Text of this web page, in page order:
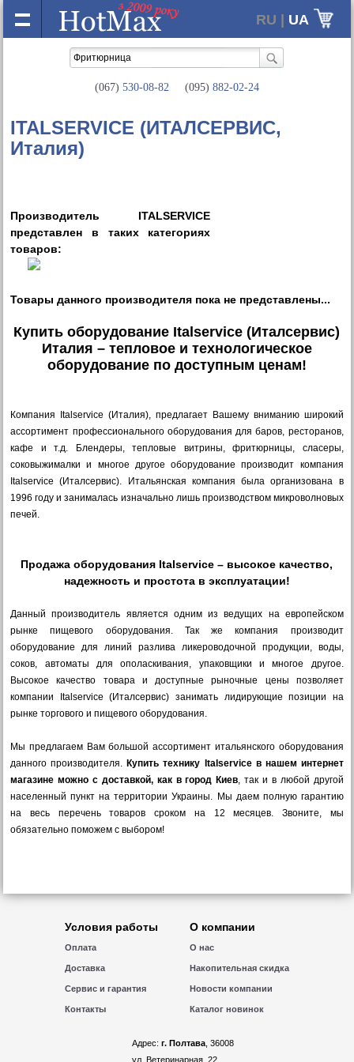
RU | UA
(067) 530-08-82 (095) 882-02-24
ITALSERVICE (ИТАЛСЕРВИС,
Италия)
Производитель ITALSERVICE
представлен в таких категориях
товаров:
Товары данного производителя пока не представлены...
Купить оборудование Italservice (Италсервис)
Италия – тепловое и технологическое
оборудование по доступным ценам!
Компания Italservice (Италия), предлагает Вашему вниманию широкий
ассортимент профессионального оборудования для баров, ресторанов,
кафе и т.д. Блендеры, тепловые витрины, фритюрницы, сласеры,
соковыжималки и многое другое оборудование производит компания
Italservice (Италсервис). Итальянская компания была организована в
1996 году и занималась изначально лишь производством микроволновых
печей.
Продажа оборудования Italservice – высокое качество,
надежность и простота в эксплуатации!
Данный производитель является одним из ведущих на европейском
рынке пищевого оборудования. Так же компания производит
оборудование для линий разлива ликероводочной продукции, воды,
соков, автоматы для ополаскивания, упаковщики и многое другое.
Высокое качество товара и доступные рыночные цены позволяет
компании Italservice (Италсервис) занимать лидирующие позиции на
рынке торгового и пищевого оборудования.
Мы предлагаем Вам большой ассортимент итальянского оборудования
данного производителя. Купить технику Italservice в нашем интернет
магазине можно с доставкой, как в город Киев, так и в любой другой
населенный пункт на территории Украины. Мы даем полную гарантию
на весь перечень товаров сроком на 12 месяцев. Звоните, мы
обязательно поможем с выбором!
Условия работы
Оплата
Доставка
Сервис и гарантия
Контакты
О компании
О нас
Накопительная скидка
Новости компании
Каталог новинок
Адрес: г. Полтава, 36008
ул. Ветеринарная, 22